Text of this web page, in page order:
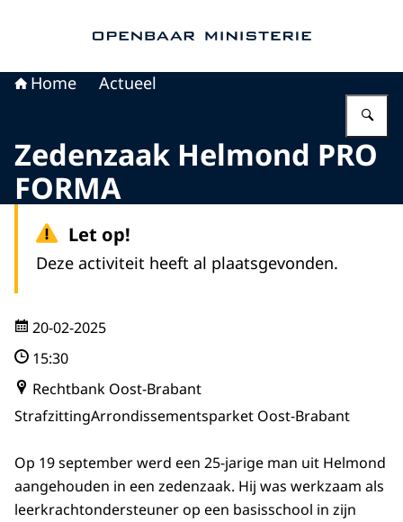
Home Actueel
Zedenzaak Helmond PRO
FORMA
Let op!
Deze activiteit heeft al plaatsgevonden.
20-02-2025
15:30
Rechtbank Oost-Brabant
StrafzittingArrondissementsparket Oost-Brabant
Op 19 september werd een 25-jarige man uit Helmond
aangehouden in een zedenzaak. Hij was werkzaam als
leerkrachtondersteuner op een basisschool in zijn